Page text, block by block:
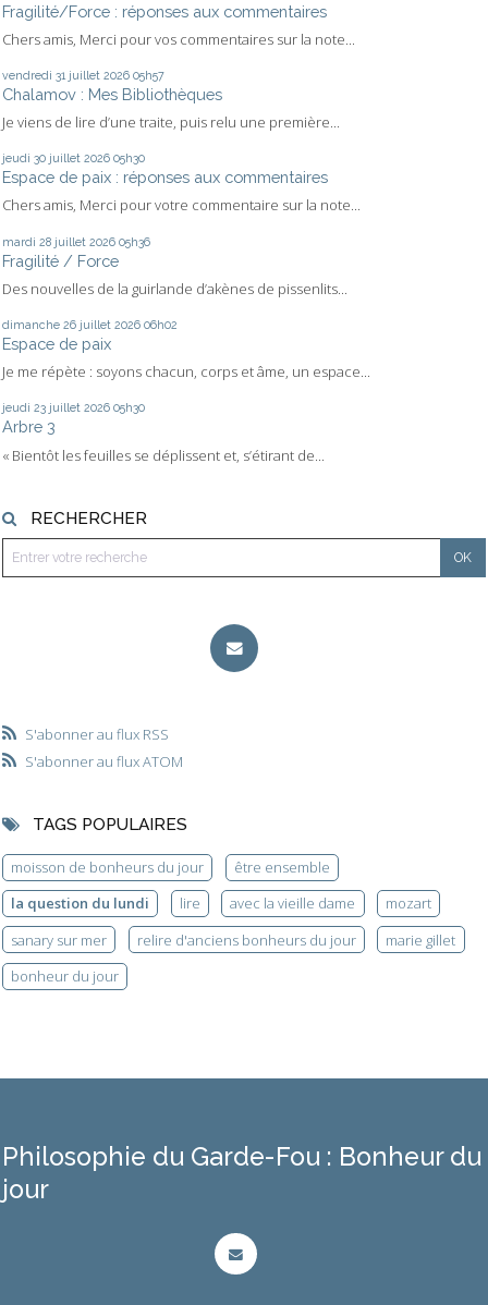
Fragilité/Force : réponses aux commentaires
Chers amis, Merci pour vos commentaires sur la note...
vendredi 31 juillet 2026 05h57
Chalamov : Mes Bibliothèques
Je viens de lire d’une traite, puis relu une première...
jeudi 30 juillet 2026 05h30
Espace de paix : réponses aux commentaires
Chers amis, Merci pour votre commentaire sur la note...
mardi 28 juillet 2026 05h36
Fragilité / Force
Des nouvelles de la guirlande d’akènes de pissenlits...
dimanche 26 juillet 2026 06h02
Espace de paix
Je me répète : soyons chacun, corps et âme, un espace...
jeudi 23 juillet 2026 05h30
Arbre 3
« Bientôt les feuilles se déplissent et, s’étirant de...
RECHERCHER
S'abonner au flux RSS
S'abonner au flux ATOM
TAGS POPULAIRES
moisson de bonheurs du jour
être ensemble
la question du lundi
lire avec la vieille dame
mozart
sanary sur mer
relire d'anciens bonheurs du jour
marie gillet
bonheur du jour
Philosophie du Garde-Fou : Bonheur du
jour